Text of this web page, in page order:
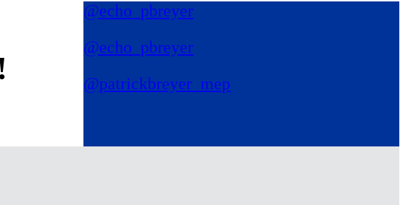
@echo_pbreyer
@echo_pbreyer
@patrickbreyer_mep